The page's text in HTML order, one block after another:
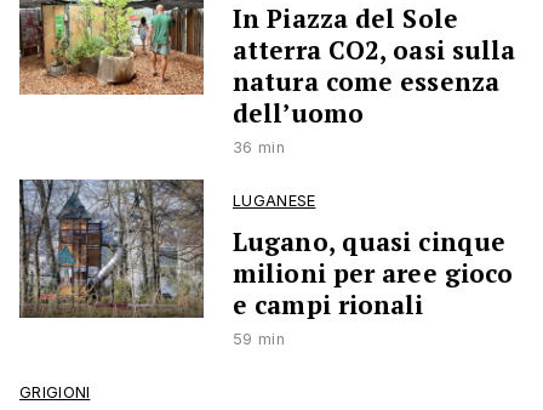
In Piazza del Sole
atterra CO2, oasi sulla
natura come essenza
dell’uomo
36 min
LUGANESE
Lugano, quasi cinque
milioni per aree gioco
e campi rionali
59 min
GRIGIONI